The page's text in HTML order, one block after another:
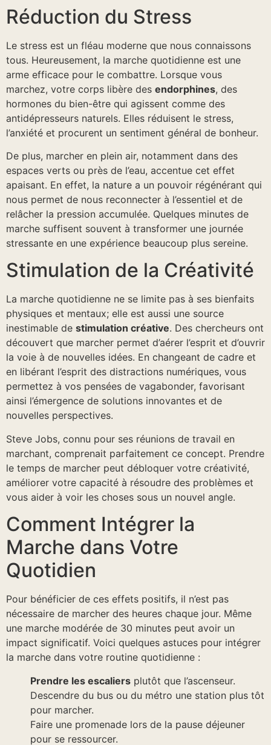
Réduction du Stress
Le stress est un fléau moderne que nous connaissons
tous. Heureusement, la marche quotidienne est une
arme efficace pour le combattre. Lorsque vous
marchez, votre corps libère des endorphines, des
hormones du bien-être qui agissent comme des
antidépresseurs naturels. Elles réduisent le stress,
l’anxiété et procurent un sentiment général de bonheur.
De plus, marcher en plein air, notamment dans des
espaces verts ou près de l’eau, accentue cet effet
apaisant. En effet, la nature a un pouvoir régénérant qui
nous permet de nous reconnecter à l’essentiel et de
relâcher la pression accumulée. Quelques minutes de
marche suffisent souvent à transformer une journée
stressante en une expérience beaucoup plus sereine.
Stimulation de la Créativité
La marche quotidienne ne se limite pas à ses bienfaits
physiques et mentaux; elle est aussi une source
inestimable de stimulation créative. Des chercheurs ont
découvert que marcher permet d’aérer l’esprit et d’ouvrir
la voie à de nouvelles idées. En changeant de cadre et
en libérant l’esprit des distractions numériques, vous
permettez à vos pensées de vagabonder, favorisant
ainsi l’émergence de solutions innovantes et de
nouvelles perspectives.
Steve Jobs, connu pour ses réunions de travail en
marchant, comprenait parfaitement ce concept. Prendre
le temps de marcher peut débloquer votre créativité,
améliorer votre capacité à résoudre des problèmes et
vous aider à voir les choses sous un nouvel angle.
Comment Intégrer la
Marche dans Votre
Quotidien
Pour bénéficier de ces effets positifs, il n’est pas
nécessaire de marcher des heures chaque jour. Même
une marche modérée de 30 minutes peut avoir un
impact significatif. Voici quelques astuces pour intégrer
la marche dans votre routine quotidienne :
Prendre les escaliers plutôt que l’ascenseur.
Descendre du bus ou du métro une station plus tôt
pour marcher.
Faire une promenade lors de la pause déjeuner
pour se ressourcer.